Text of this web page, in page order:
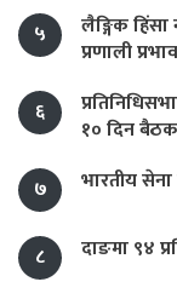
५
लैङ्गिक
प्रणाली
६
१० दिन
७
भारतीय
८ दाङमा ९४